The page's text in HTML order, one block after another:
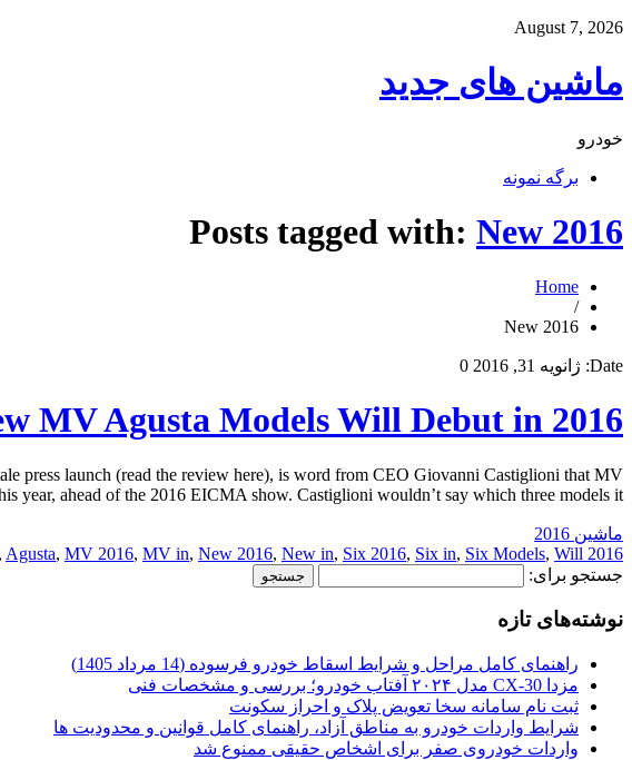
August 7, 2026
ماشین های جدید
خودرو
برگه نمونه
Posts tagged with: New 2016
Home
/
New 2016
Date: ژانویه 31, 2016 0
MV Agusta Models Will Debut in 2016
press launch (read the review here), is word from CEO Giovanni Castiglioni that MV
year, ahead of the 2016 EICMA show. Castiglioni wouldn’t say which three models it […]
ماشین 2016
2016 Models
, Agusta, MV 2016, MV in, New 2016, New in, Six 2016, Six in, Six Models, Will
جستجو برای:
نوشته‌های تازه
راهنمای کامل مراحل و شرایط اسقاط خودرو فرسوده (14 مرداد 1405)
مزدا CX-30 مدل ۲۰۲۴ آفتاب خودرو؛ بررسی و مشخصات فنی
ثبت نام سامانه سخا تعویض پلاک و احراز سکونت
شرایط واردات خودرو به مناطق آزاد، راهنمای کامل قوانین و محدودیت ها
واردات خودروی صفر برای اشخاص حقیقی ممنوع شد